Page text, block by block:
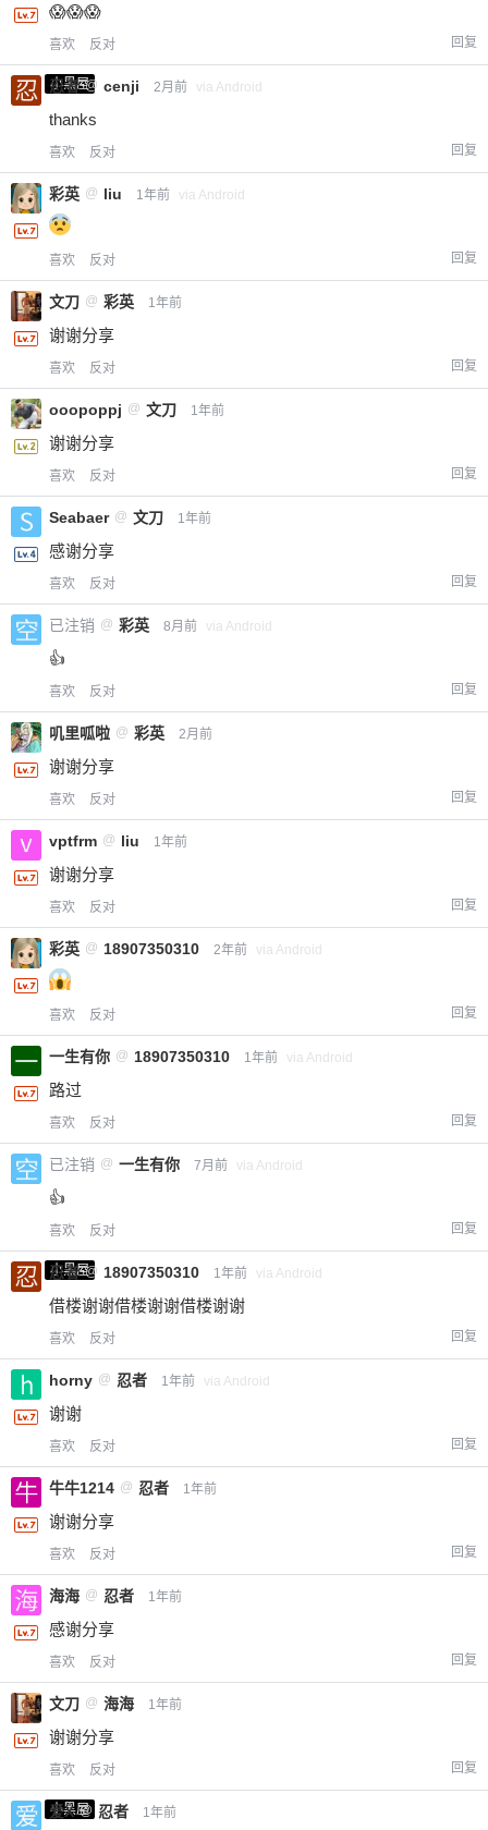
😱😱😱
喜欢 反对 回复
小黑屋
忍者 @ cenji 2月前 via Android
thanks
喜欢 反对 回复
彩英 @ liu 1年前 via Android
喜欢 反对 回复
文刀 @ 彩英 1年前
谢谢分享
喜欢 反对 回复
ooopoppj @ 文刀 1年前
谢谢分享
喜欢 反对 回复
Seabaer @ 文刀 1年前
感谢分享
喜欢 反对 回复
已注销 @ 彩英 8月前 via Android
👍
喜欢 反对 回复
叽里呱啦 @ 彩英 2月前
谢谢分享
喜欢 反对 回复
vptfrm @ liu 1年前
谢谢分享
喜欢 反对 回复
彩英 @ 18907350310 2年前 via Android
喜欢 反对 回复
一生有你 @ 18907350310 1年前 via Android
路过
喜欢 反对 回复
已注销 @ 一生有你 7月前 via Android
👍
喜欢 反对 回复
小黑屋
忍者 @ 18907350310 1年前 via Android
借楼谢谢借楼谢谢借楼谢谢
喜欢 反对 回复
horny @ 忍者 1年前 via Android
谢谢
喜欢 反对 回复
牛牛1214 @ 忍者 1年前
谢谢分享
喜欢 反对 回复
海海 @ 忍者 1年前
感谢分享
喜欢 反对 回复
文刀 @ 海海 1年前
谢谢分享
喜欢 反对 回复
小黑屋
爱X @ 忍者 1年前